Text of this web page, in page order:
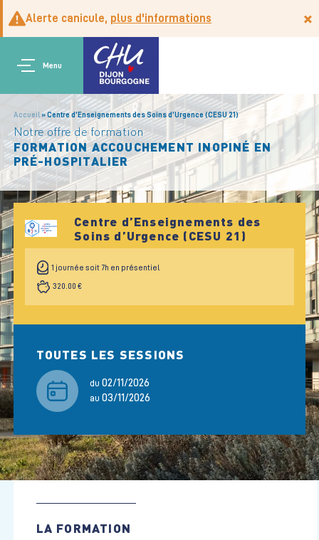
Alerte canicule, plus d'informations ×
Main navigation
Menu
Accueil Centre d’Enseignements des Soins d’Urgence (CESU 21)
Notre offre de formation
FORMATION ACCOUCHEMENT INOPINÉ EN
PRÉ-HOSPITALIER
Centre d’Enseignements des
Soins d’Urgence (CESU 21)
1 journée soit 7h en présentiel
320.00 €
TOUTES LES SESSIONS
du 02/11/2026
au 03/11/2026
LA FORMATION